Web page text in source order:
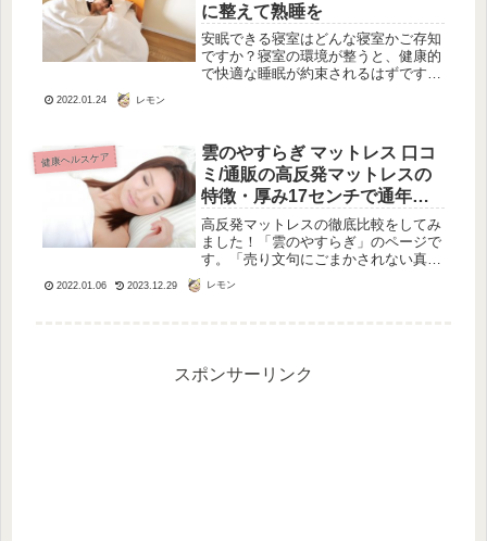
に整えて熟睡を
安眠できる寝室はどんな寝室かご存知
ですか？寝室の環境が整うと、健康的
で快適な睡眠が約束されるはずです。
は日中ぼんやりなどしてちょっと困り
ます...
2022.01.24 レモン
健康ヘルスケア
雲のやすらぎ マットレス 口コ
ミ/通販の高反発マットレスの
特徴・厚み17センチで通年快
適仕様？
高反発マットレスの徹底比較をしてみ
ました！「雲のやすらぎ」のページで
す。「売り文句にごまかされない真に
きできる敷き布団」、「通販できるも
2022.01.06 2023.12.29 レモン
スポンサーリンク